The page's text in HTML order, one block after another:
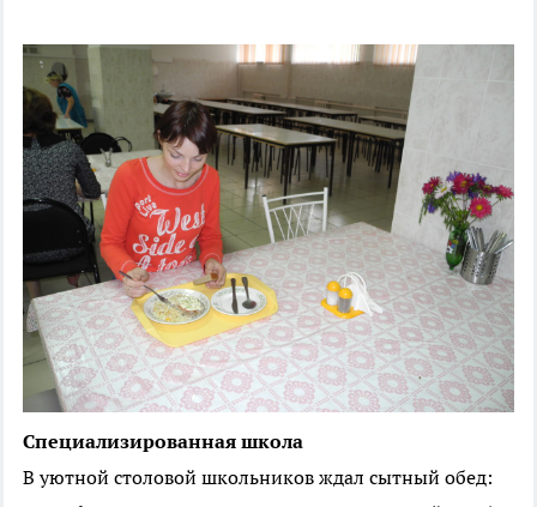
Специализированная школа
В уютной столовой школьников ждал сытный обед: